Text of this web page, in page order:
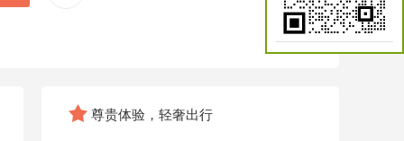
尊贵体验，轻奢出行